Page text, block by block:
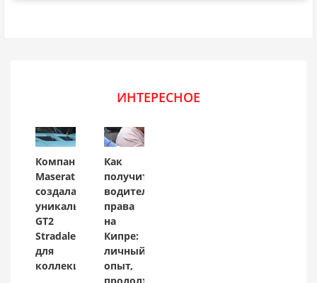
ИНТЕРЕСНОЕ
Компания
Maserati
создала
уникальный
GT2
Stradale
для
коллекционера
Как
получить
водительские
права
на
Кипре:
личный
опыт,